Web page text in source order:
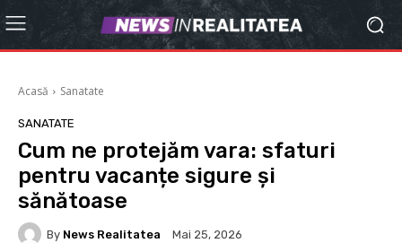
Acasă Sanatate
SANATATE
Cum ne protejăm vara: sfaturi
pentru vacanțe sigure și
sănătoase
By News Realitatea Mai 25, 2026